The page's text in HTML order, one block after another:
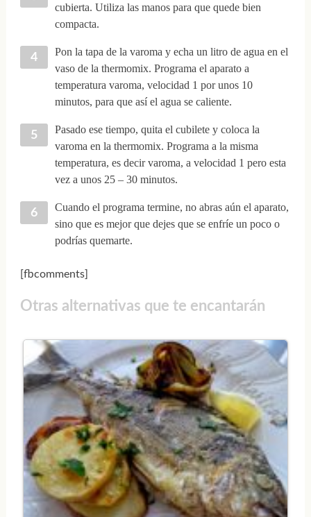
cubierta. Utiliza las manos para que quede bien
compacta.
Pon la tapa de la varoma y echa un litro de agua en el
vaso de la thermomix. Programa el aparato a
temperatura varoma, velocidad 1 por unos 10
minutos, para que así el agua se caliente.
Pasado ese tiempo, quita el cubilete y coloca la
varoma en la thermomix. Programa a la misma
temperatura, es decir varoma, a velocidad 1 pero esta
vez a unos 25 – 30 minutos.
Cuando el programa termine, no abras aún el aparato,
sino que es mejor que dejes que se enfríe un poco o
podrías quemarte.
[fbcomments]
Otras alternativas que te encantarán